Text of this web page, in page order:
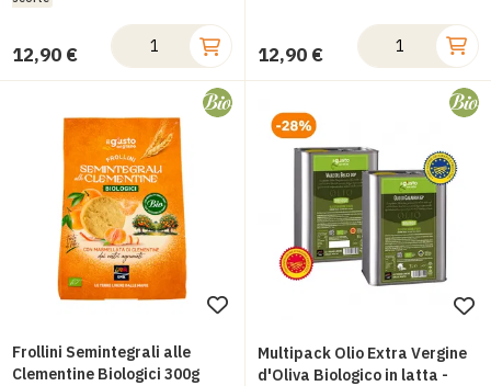
12,90 € 12,90 €
Aggiungi
Frollini Semintegrali alle
Clementine Biologici 300g
Multipack Olio Extra Vergine
d'Oliva Biologico in latta -